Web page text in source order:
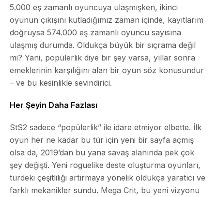
5.000 eş zamanlı oyuncuya ulaşmışken, ikinci
oyunun çıkışını kutladığımız zaman içinde, kayıtlarım
doğruysa 574.000 eş zamanlı oyuncu sayısına
ulaşmış durumda. Oldukça büyük bir sıçrama değil
mi? Yani, popülerlik diye bir şey varsa, yıllar sonra
emeklerinin karşılığını alan bir oyun söz konusundur
– ve bu kesinlikle sevindirici.
Her Şeyin Daha Fazlası
StS2 sadece “popülerlik” ile idare etmiyor elbette. İlk
oyun her ne kadar bu tür için yeni bir sayfa açmış
olsa da, 2019’dan bu yana savaş alanında pek çok
şey değişti. Yeni roguelike deste oluşturma oyunları,
türdeki çeşitliliği artırmaya yönelik oldukça yaratıcı ve
farklı mekanikler sundu. Mega Crit, bu yeni vizyonu